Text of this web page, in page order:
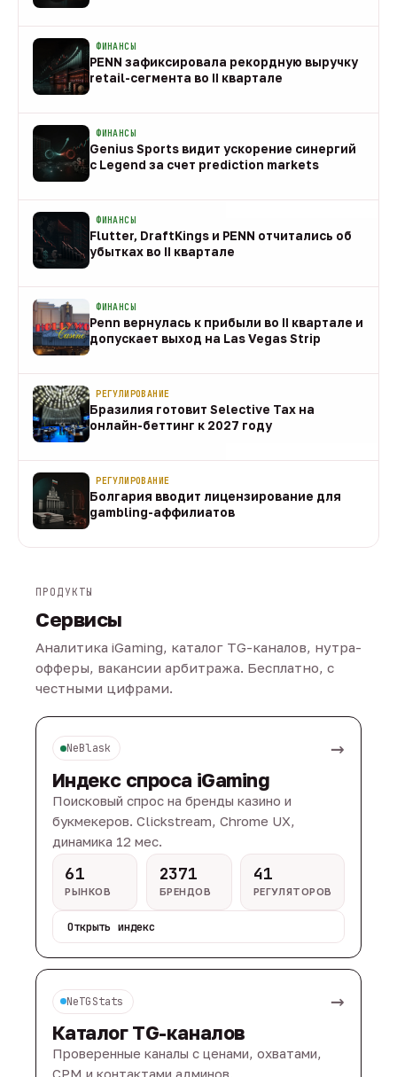
ФИНАНСЫ
PENN зафиксировала рекордную выручку
retail-сегмента во II квартале
ФИНАНСЫ
Genius Sports видит ускорение синергий
с Legend за счет prediction markets
ФИНАНСЫ
Flutter, DraftKings и PENN отчитались об
убытках во II квартале
ФИНАНСЫ
Penn вернулась к прибыли во II квартале и
допускает выход на Las Vegas Strip
РЕГУЛИРОВАНИЕ
Бразилия готовит Selective Tax на
онлайн-беттинг к 2027 году
РЕГУЛИРОВАНИЕ
Болгария вводит лицензирование для
gambling-аффилиатов
ПРОДУКТЫ
Сервисы
Аналитика iGaming, каталог TG-каналов, нутра-
офферы, вакансии арбитража. Бесплатно, с
честными цифрами.
NeBlask →
Индекс спроса iGaming
Поисковый спрос на бренды казино и
букмекеров. Clickstream, Chrome UX,
динамика 12 мес.
61
РЫНКОВ
2371
БРЕНДОВ
41
РЕГУЛЯТОРОВ
Открыть индекс
NeTGStats →
Каталог TG-каналов
Проверенные каналы с ценами, охватами,
CPM и контактами админов.